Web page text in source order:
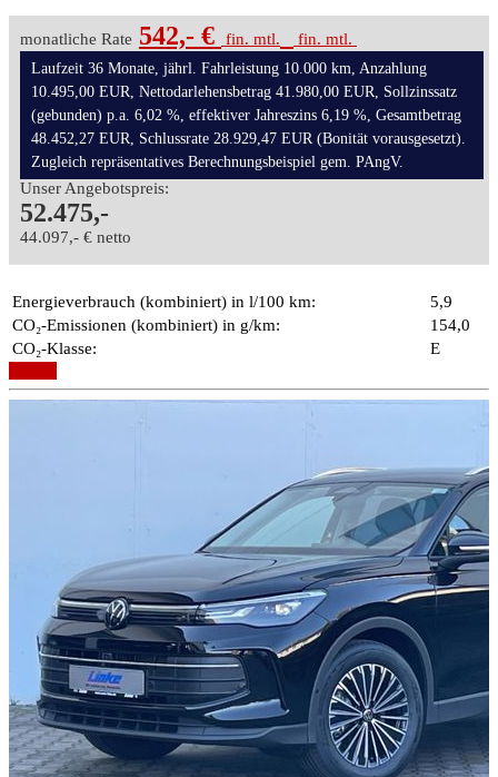
monatliche Rate 542,- € fin. mtl. fin. mtl.
Laufzeit 36 Monate, jährl. Fahrleistung 10.000 km, Anzahlung
10.495,00 EUR, Nettodarlehensbetrag 41.980,00 EUR, Sollzinssatz
(gebunden) p.a. 6,02 %, effektiver Jahreszins 6,19 %, Gesamtbetrag
48.452,27 EUR, Schlussrate 28.929,47 EUR (Bonität vorausgesetzt).
Zugleich repräsentatives Berechnungsbeispiel gem. PAngV.
Unser Angebotspreis:
52.475,-
44.097,- € netto
Energieverbrauch (kombiniert) in l/100 km:
5,9
CO₂-Emissionen (kombiniert) in g/km:
154,0
CO₂-Klasse:
E